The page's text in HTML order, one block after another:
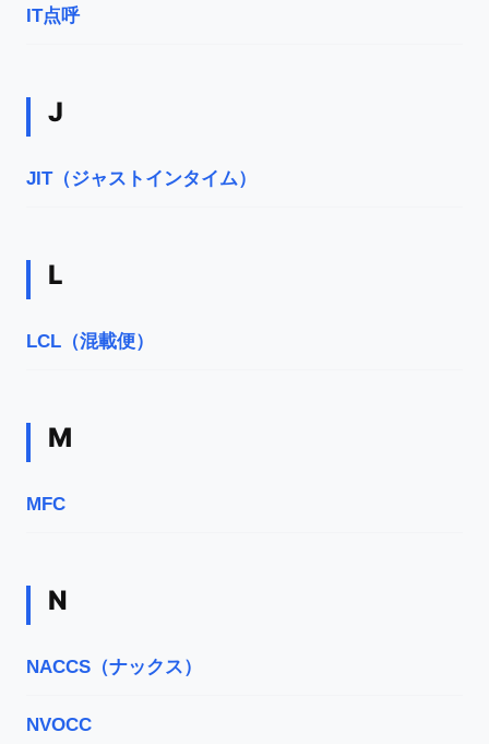
IT点呼
J
JIT（ジャストインタイム）
L
LCL（混載便）
M
MFC
N
NACCS（ナックス）
NVOCC